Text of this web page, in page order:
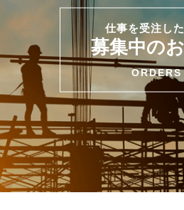
仕事を受注し
募集中の
ORDERS